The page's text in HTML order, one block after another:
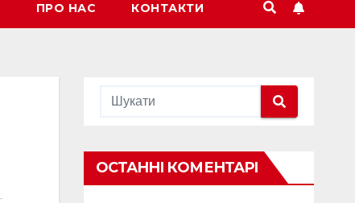
ПРО НАС КОНТАКТИ
ОСТАННІ КОМЕНТАРІ